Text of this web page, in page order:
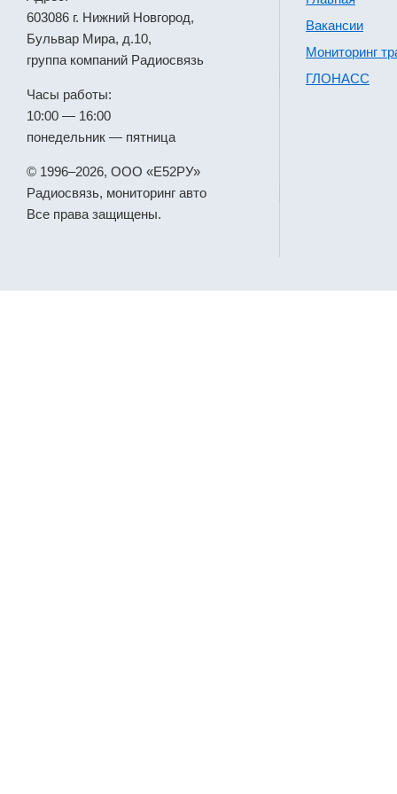
603086 г. Нижний Новгород,
Бульвар Мира, д.10,
группа компаний Радиосвязь
Часы работы:
10:00 — 16:00
понедельник — пятница
© 1996–2026, ООО «Е52РУ»
Радиосвязь, мониторинг авто
Все права защищены.
Вакансии
Мониторинг
ГЛОНАСС